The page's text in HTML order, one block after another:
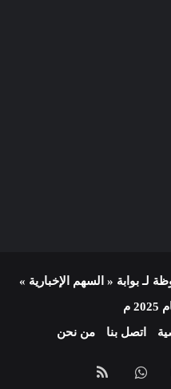
بوابة « السهم الإخبارية »
م
اتصل بنا من نحن
واتسابملخص